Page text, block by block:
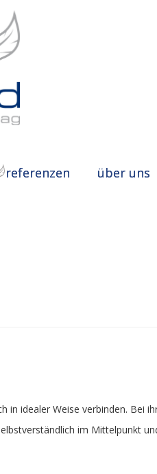
referenzen über uns
in idealer Weise verbinden. Bei
im Mittelpunkt